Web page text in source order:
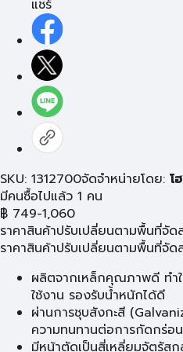
แชร์
SKU: 1312700จัดจำหน่ายโดย: โ
มีคนซื้อไปแล้ว 1 คน
฿ 749-1,060
ราคาสินค้าปรับเปลี่ยนตามพื้นที่จัด
ราคาสินค้าปรับเปลี่ยนตามพื้นที่จัด
ผลิตจากเหล็กคุณภาพดี ทำ
ใช้งาน รองรับน้ำหนักได้ดี
ผ่านการชุบสังกะสี
ความทนทานต่อการกัดกร่อ
มีหน้าตัดเป็นสี่เหลี่ยมจัตุรัส